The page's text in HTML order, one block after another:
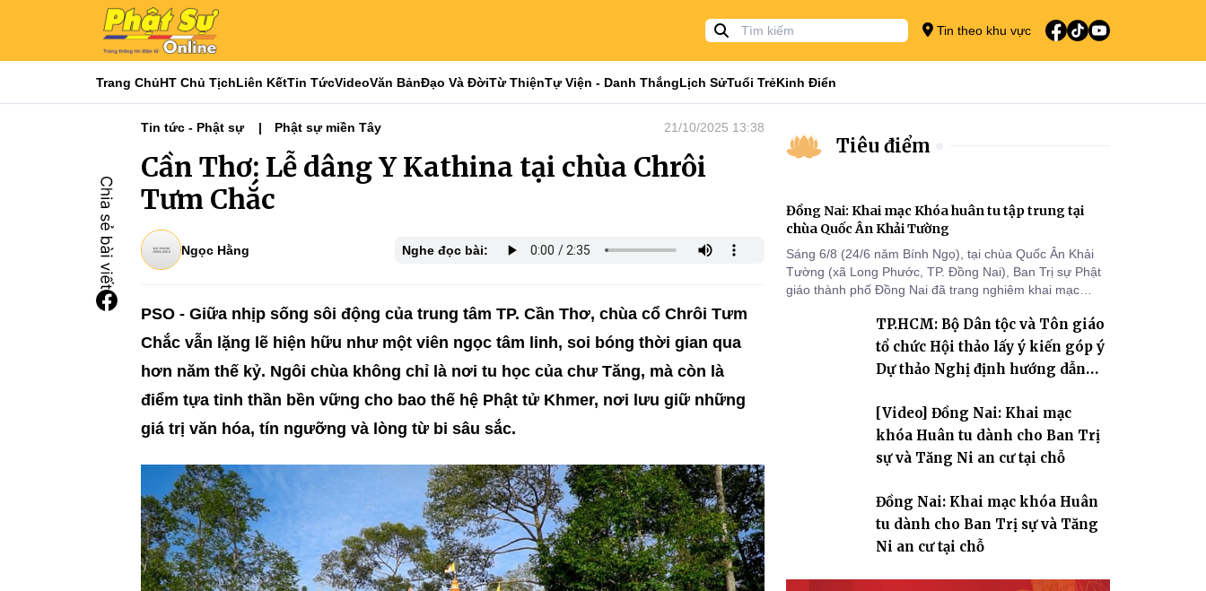
Tin theo khu vực
Trang ChủHT Chủ TịchLiên KếtTin TứcVideoVăn BảnĐạo Và ĐờiTừ ThiệnTự Viện - Danh ThắngLịch SửTuổi TrẻKinh Điển
Tin tức - Phật sự Phật sự miền Tây 21/10/2025 13:38
Cần Thơ: Lễ dâng Y Kathina tại chùa Chrôi
Tưm Chắc
Ngọc Hằng Nghe đọc bài:
PSO - Giữa nhịp sống sôi động của trung tâm TP. Cần Thơ, chùa cổ Chrôi Tưm
Chắc vẫn lặng lẽ hiện hữu như một viên ngọc tâm linh, soi bóng thời gian qua
hơn năm thế kỷ. Ngôi chùa không chỉ là nơi tu học của chư Tăng, mà còn là
điểm tựa tinh thần bền vững cho bao thế hệ Phật tử Khmer, nơi lưu giữ những
giá trị văn hóa, tín ngưỡng và lòng từ bi sâu sắc.
Tiêu điểm
Đồng Nai: Khai mạc Khóa huân tu tập trung tại
chùa Quốc Ân Khải Tường
Sáng 6/8 (24/6 năm Bính Ngọ), tại chùa Quốc Ân Khải
Tường (xã Long Phước, TP. Đồng Nai), Ban Trị sự Phật
giáo thành phố Đồng Nai đã trang nghiêm khai mạc
2570 dành cho chư Tăng hành giả an cư tại chỗ khu vực
VII, VIII và trường hạ chùa Quốc Ân Khải Tường.
TP.HCM: Bộ Dân tộc và Tôn giáo
tổ chức Hội thảo lấy ý kiến góp ý
Dự thảo Nghị định hướng dẫn
giáo
[Video] Đồng Nai: Khai mạc
khóa Huân tu dành cho Ban Trị
sự và Tăng Ni an cư tại chỗ
Đồng Nai: Khai mạc khóa Huân
tu dành cho Ban Trị sự và Tăng
Ni an cư tại chỗ